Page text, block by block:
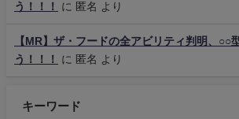
う！！！
に 匿名 より
【MR】ザ・フードの全アビリティ判明、○○
う！！！
に 匿名 より
キーワード